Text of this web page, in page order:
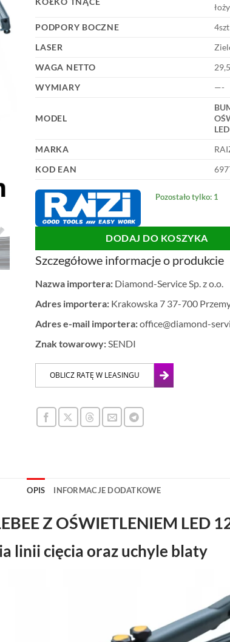
PODPORY BOCZNE
LASER
WAGA NETTO
WYMIARY
—-
MODEL
MARKA
KOD EAN
Pozostało tylko: 1
DODAJ DO KOSZYKA
Szczegółowe informacje o produkcie
Nazwa importera: Diamond-Service Sp. z o.o.
Adres importera: Krakowska 7 37-700
Adres e-mail importera:office@diamond-
Znak towarowy: SENDI
OPIS INFORMACJE DODATKOWE
Z OŚWIETLENIEM LED
linii cięcia oraz uchyle blaty